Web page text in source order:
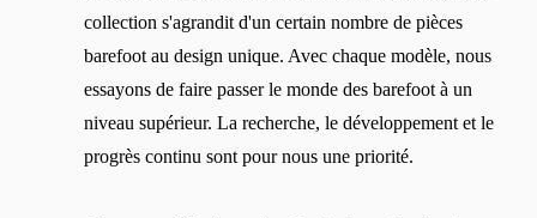
collection s'agrandit d'un certain nombre de pièces
barefoot au design unique. Avec chaque modèle, nous
essayons de faire passer le monde des barefoot à un
niveau supérieur. La recherche, le développement et le
progrès continu sont pour nous une priorité.